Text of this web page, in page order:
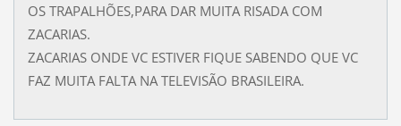
OS TRAPALHÕES,PARA DAR MUITA RISADA COM
ZACARIAS.
ZACARIAS ONDE VC ESTIVER FIQUE SABENDO QUE VC
FAZ MUITA FALTA NA TELEVISÃO BRASILEIRA.